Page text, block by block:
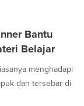
Bantu
Belajar
menghadapi
dan tersebar di